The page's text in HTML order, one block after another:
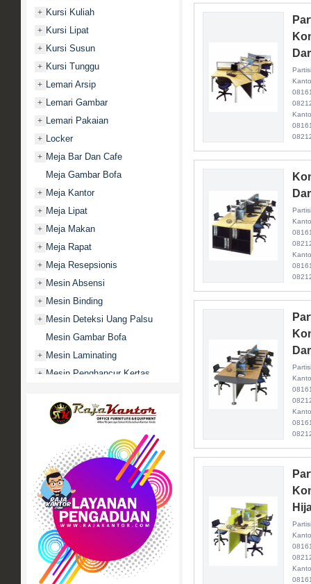
+ Kursi Kuliah
+ Kursi Lipat
+ Kursi Susun
+ Kursi Tunggu
+ Lemari Arsip
+ Lemari Gambar
+ Lemari Pakaian
+ Locker
+ Meja Bar Dan Cafe
Meja Gambar Bofa
+ Meja Kantor
+ Meja Lipat
+ Meja Makan
+ Meja Rapat
+ Meja Resepsionis
+ Mesin Absensi
+ Mesin Binding
+ Mesin Deteksi Uang Palsu
Mesin Gambar Bofa
+ Mesin Laminating
+ Mesin Penghancur Kertas
Mobile File / Roll O Pack
Movitex
Paper Cutter
Partisi Kantor
Promo
+ Rak Serbaguna
+ Ranjang Besi
+ Sofa Kantor
+ Springbed
White Board / Papan Tulis